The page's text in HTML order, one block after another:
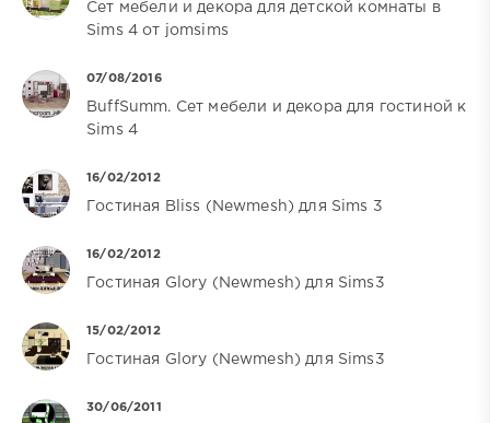
Сет мебели и декора для детской комнаты в
Sims 4 от jomsims
07/08/2016
BuffSumm. Сет мебели и декора для гостиной к
Sims 4
16/02/2012
Гостиная Bliss (Newmesh) для Sims 3
16/02/2012
Гостиная Glory (Newmesh) для Sims3
15/02/2012
Гостиная Glory (Newmesh) для Sims3
30/06/2011